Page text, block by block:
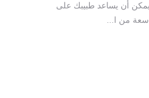
أن يساعد طبيبك على
من ا...